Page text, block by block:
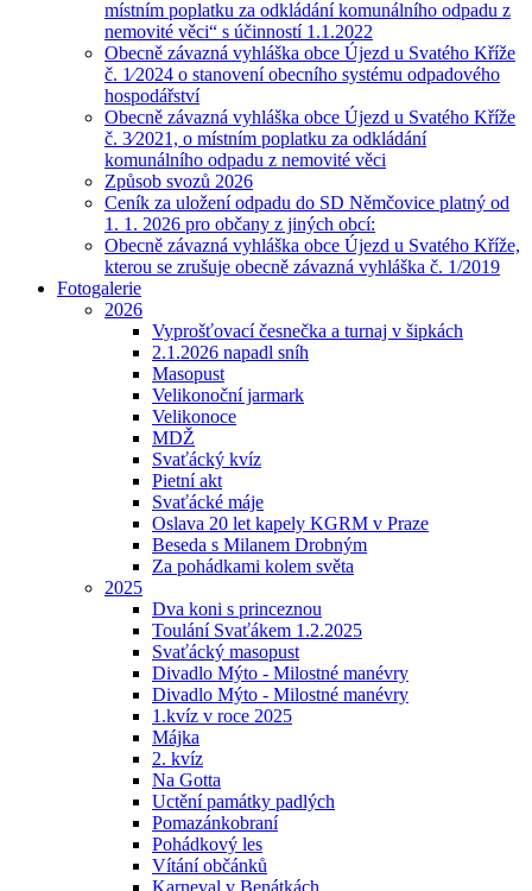
místním poplatku za odkládání komunálního odpadu z
nemovité věci“ s účinností 1.1.2022
Obecně závazná vyhláška obce Újezd u Svatého Kříže
č. 1⁄2024 o stanovení obecního systému odpadového
hospodářství
Obecně závazná vyhláška obce Újezd u Svatého Kříže
č. 3⁄2021, o místním poplatku za odkládání
komunálního odpadu z nemovité věci
Způsob svozů 2026
Ceník za uložení odpadu do SD Němčovice platný od
1. 1. 2026 pro občany z jiných obcí:
Obecně závazná vyhláška obce Újezd u Svatého Kříže,
kterou se zrušuje obecně závazná vyhláška č. 1/2019
Fotogalerie
2026
Vyprošťovací česnečka a turnaj v šipkách
2.1.2026 napadl sníh
Masopust
Velikonoční jarmark
Velikonoce
MDŽ
Svaťácký kvíz
Pietní akt
Svaťácké máje
Oslava 20 let kapely KGRM v Praze
Beseda s Milanem Drobným
Za pohádkami kolem světa
2025
Dva koni s princeznou
Toulání Svaťákem 1.2.2025
Svaťácký masopust
Divadlo Mýto - Milostné manévry
Divadlo Mýto - Milostné manévry
1.kvíz v roce 2025
Májka
2. kvíz
Na Gotta
Uctění památky padlých
Pomazánkobraní
Pohádkový les
Vítání občánků
Karneval v Benátkách